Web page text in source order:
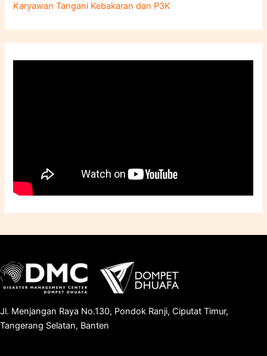
Karyawan Tangani Kebakaran dan P3K
Jl. Menjangan Raya No.130, Pondok Ranji, Ciputat Timur,
Tangerang Selatan, Banten